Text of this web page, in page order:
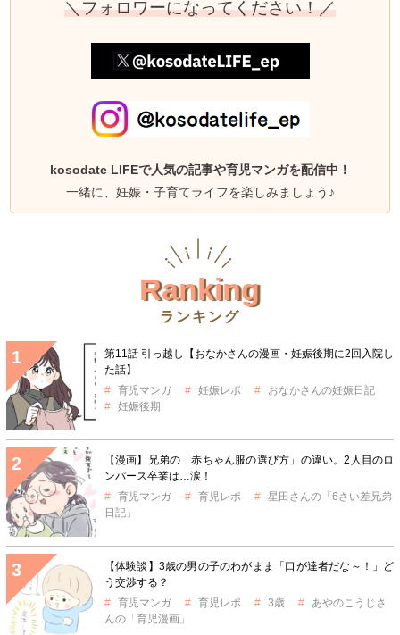
＼フォロワーになってください！／
kosodate LIFEで人気の記事や育児マンガを配信中！
一緒に、妊娠・子育てライフを楽しみましょう♪
Ranking
ランキング
第11話 引っ越し【おなかさんの漫画・妊娠後期に2回入院し
た話】
育児マンガ
妊娠レポ
おなかさんの妊娠日記
妊娠後期
【漫画】兄弟の「赤ちゃん服の選び方」の違い。2人目のロ
ンパース卒業は…涙！
育児マンガ
育児レポ
星田さんの「6さい差兄弟
日記」
【体験談】3歳の男の子のわがまま「口が達者だな～！」ど
う交渉する？
育児マンガ
育児レポ 3歳
あやのこうじさ
んの「育児漫画」